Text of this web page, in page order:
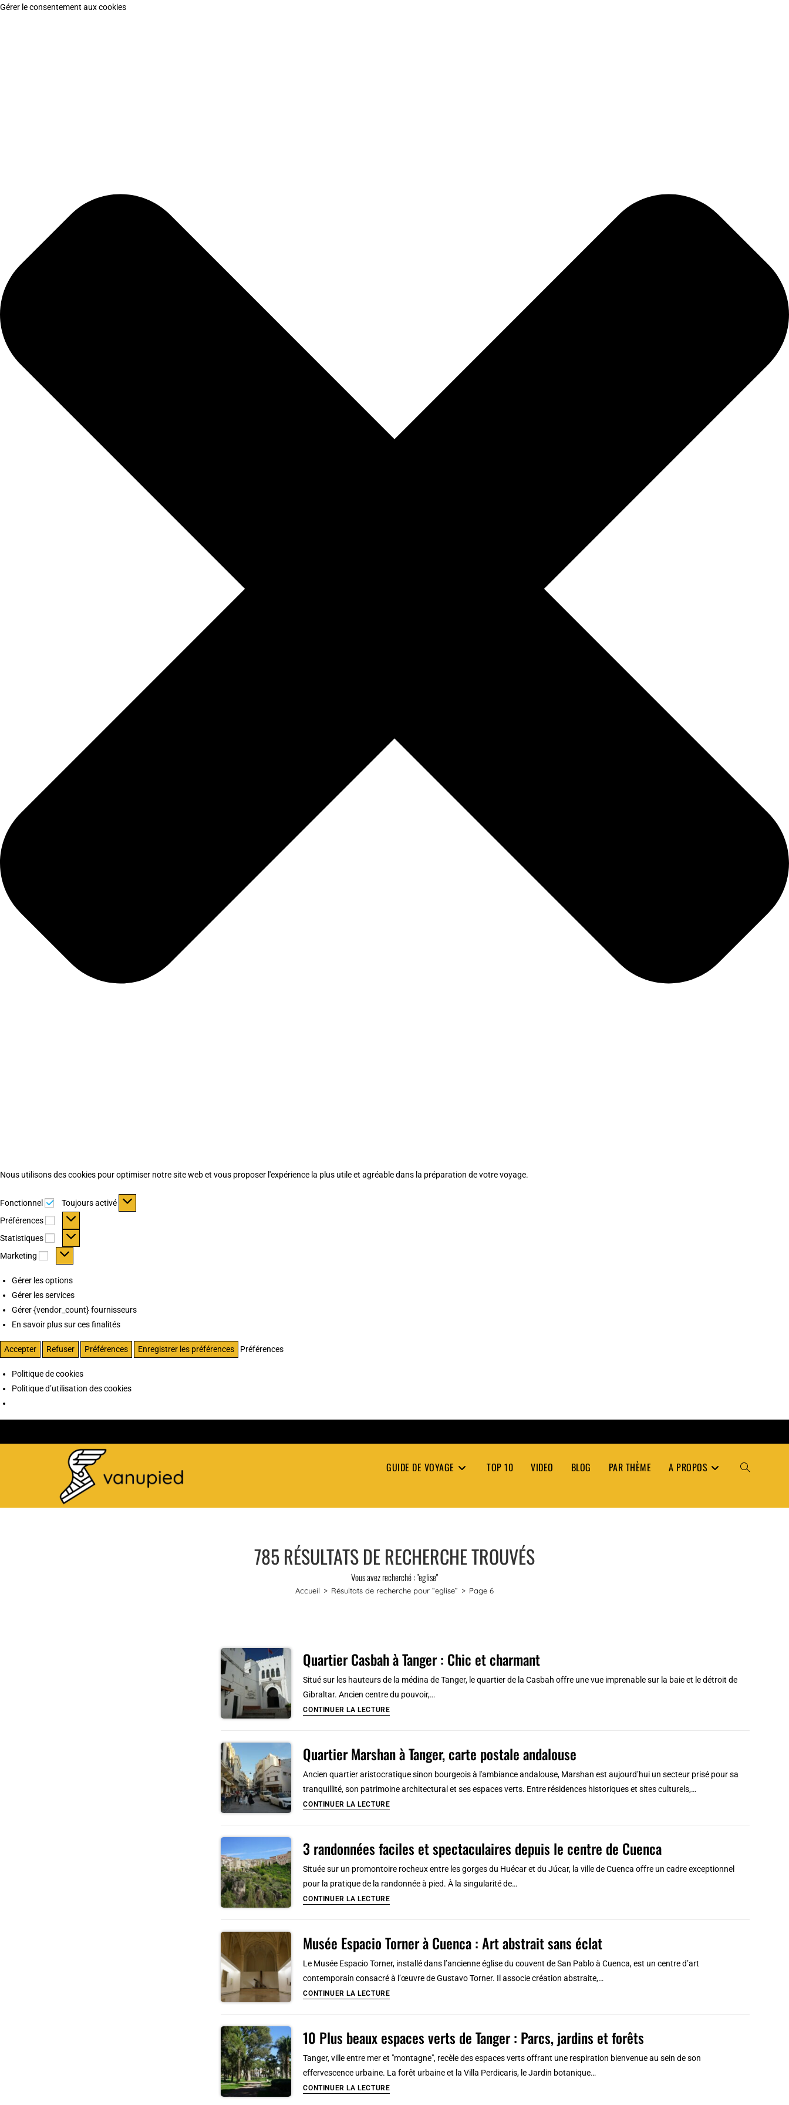
Gérer le consentement aux cookies
Nous utilisons des cookies pour optimiser notre site web et vous proposer l'expérience la plus utile et agréable dans la préparation de votre voyage.
Fonctionnel Fonctionnel
Toujours activé
Préférences
Préférences
Statistiques Statistiques
Marketing Marketing
Gérer les options
Gérer les services
Gérer {vendor_count} fournisseurs
En savoir plus sur ces finalités
Accepter Refuser Préférences Enregistrer les préférences Préférences
Politique de cookies
Politique d’utilisation des cookies
GUIDE DE VOYAGE TOP 10 VIDEO BLOG PAR THÈME A PROPOS TOGGLE
785RÉSULTATS DE RECHERCHE TROUVÉS
Vous avez recherché : "eglise"
Accueil > Résultats de recherche pour “eglise” > Page 6
Quartier Casbah à Tanger : Chic et charmant
Situé sur les hauteurs de la médina de Tanger, le quartier de la Casbah offre une vue imprenable sur la baie et le détroit de
Gibraltar. Ancien centre du pouvoir,…
CONTINUER LA LECTUREQuartier
Tanger
Chic
charmant
Quartier Marshan à Tanger, carte postale andalouse
Ancien quartier aristocratique sinon bourgeois à l'ambiance andalouse, Marshan est aujourd’hui un secteur prisé pour sa
tranquillité, son patrimoine architectural et ses espaces verts. Entre résidences historiques et sites culturels,…
CONTINUER LA LECTUREQuartier
Tanger,
3 randonnées faciles et spectaculaires depuis le centre de Cuenca
Située sur un promontoire rocheux entre les gorges du Huécar et du Júcar, la ville de Cuenca offre un cadre exceptionnel
pour la pratique de la randonnée à pied. À la singularité de…
CONTINUER LA LECTURE3
et
centre
Musée Espacio Torner à Cuenca : Art abstrait sans éclat
Le Musée Espacio Torner, installé dans l’ancienne église du couvent de San Pablo à Cuenca, est un centre d’art
contemporain consacré à l’œuvre de Gustavo Torner. Il associe création abstraite,…
CONTINUER LA LECTUREMusée
à
abstrait
10 Plus beaux espaces verts de Tanger : Parcs, jardins et forêts
Tanger, ville entre mer et "montagne", recèle des espaces verts offrant une respiration bienvenue au sein de son
effervescence urbaine. La forêt urbaine et la Villa Perdicaris, le Jardin botanique…
CONTINUER LA LECTURE10